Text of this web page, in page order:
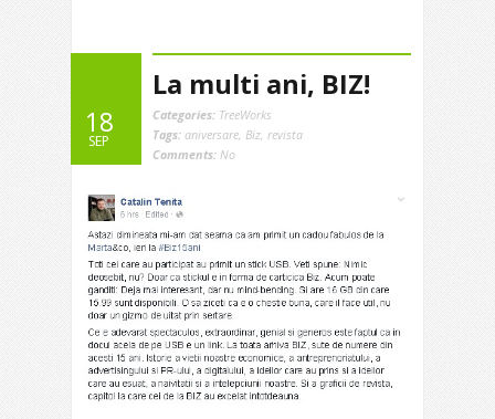
18
SEP
La multi ani, BIZ!
Categories: TreeWorks
Tags: aniversare Biz revista
Comments: No